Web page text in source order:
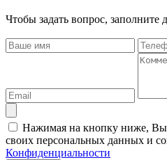
Чтобы задать вопрос, заполните
Нажимая на кнопку ниже, Вы
своих персональных данных и
Конфиденциальности